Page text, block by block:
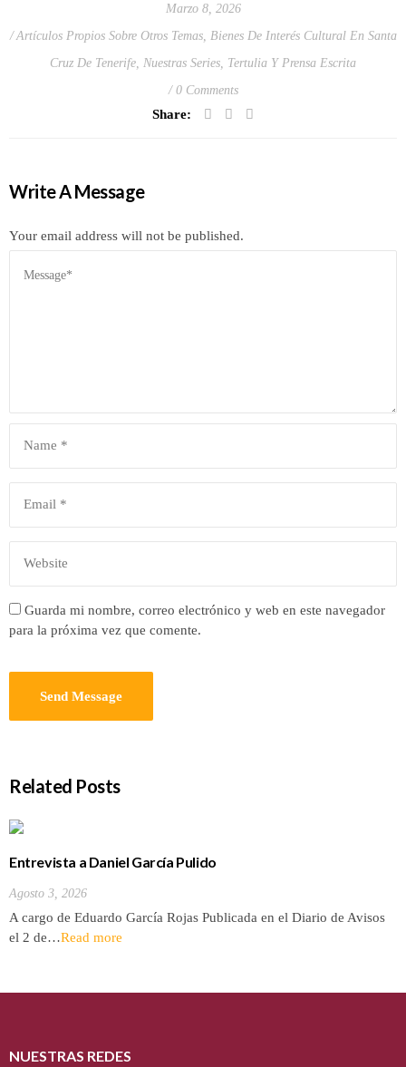
Marzo 8, 2026
Artículos Propios Sobre Otros Temas, Bienes De Interés Cultural En Santa
Cruz De Tenerife Nuestras Series Tertulia Y Prensa Escrita
0 Comments
Share:
Write A Message
Your email address will not be published.
Guarda mi nombre, correo electrónico y web en este navegador
para la próxima vez que comente.
Related Posts
Entrevista a Daniel García Pulido
Agosto 3, 2026
A cargo de Eduardo García Rojas Publicada en el Diario de Avisos
el 2 de…Read more
NUESTRAS REDES